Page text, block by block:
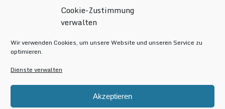
Cookie-Zustimmung
verwalten
Wir verwenden Cookies, um unsere Website und unseren Service zu
optimieren.
Dienste verwalten
Akzeptieren
Was macht urbane Lebensqualität wirklich aus?
Grüne Oasen in Berlin
Festival of Lights Berlin 2024
Gesund schlafen im modernen Alltag